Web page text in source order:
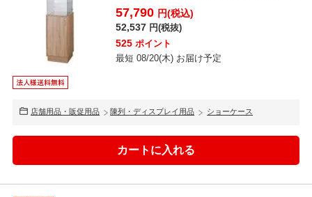
業務...
57,790 円(税込)
52,537 円(税抜)
525 ポイント
最短 08/20(木) お届け予定
店舗用品・販促用品 陳列・ディスプレイ用品 ショーケース